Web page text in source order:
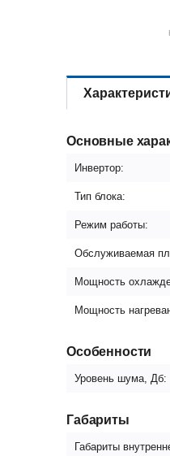
Основные
Инвертор:
Тип блока:
Режим работы:
Обслуживаемая
Мощность
Мощность
Особенности
Уровень шума, Дб:
Габариты
Габариты